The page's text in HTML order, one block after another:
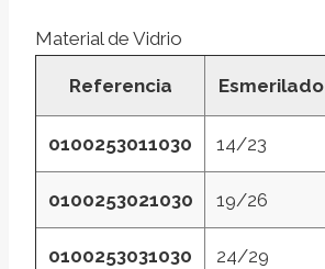
Material de Vidrio
Referencia Esmerilado
0100253011030 14/23
0100253021030 19/26
0100253031030 24/29